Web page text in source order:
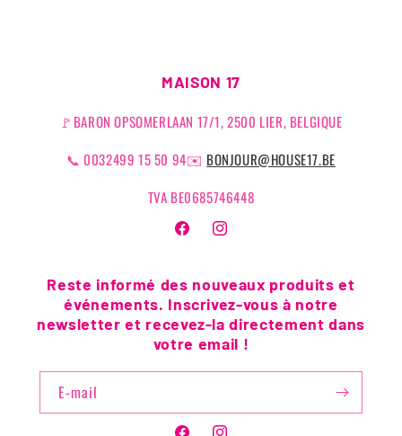
MAISON 17
🚩BARON OPSOMERLAAN 17/1, 2500 LIER, BELGIQUE
📞 0032499 15 50 94✉️ BONJOUR@HOUSE17.BE
TVA BE0685746448
FacebookInstagram
Reste informé des nouveaux produits et
événements. Inscrivez-vous à notre
newsletter et recevez-la directement dans
votre email !
E-mail